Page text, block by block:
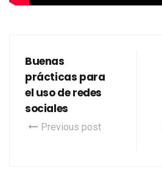
Buenas
prácticas para
el uso de redes
sociales
Previous post